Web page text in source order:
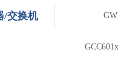
/交换机